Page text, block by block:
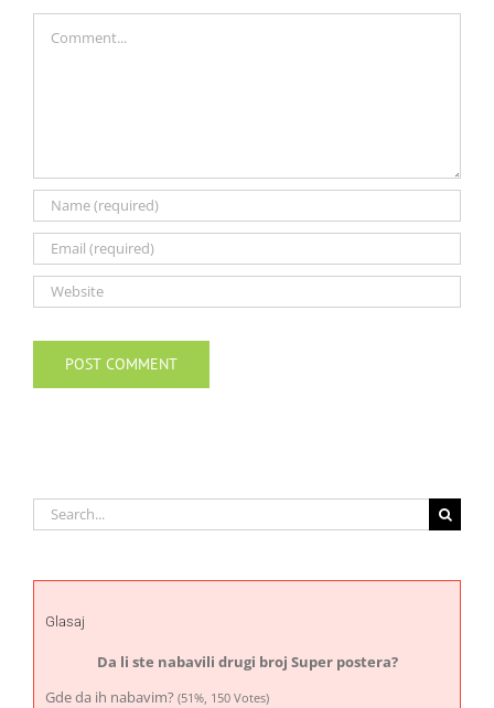
Search
for:
Glasaj
Da li ste nabavili drugi broj Super postera?
Gde da ih nabavim? (51%, 150 Votes)